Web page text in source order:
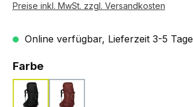
Preise inkl. MwSt. zzgl. Versandkosten
Online verfügbar, Lieferzeit 3-5 Tage
Farbeauswählen
black acorn red